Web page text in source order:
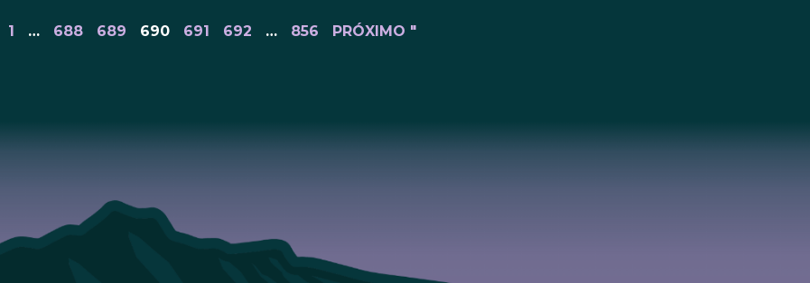
1 … 688 689 690 691 692 … 856 PRÓXIMO "